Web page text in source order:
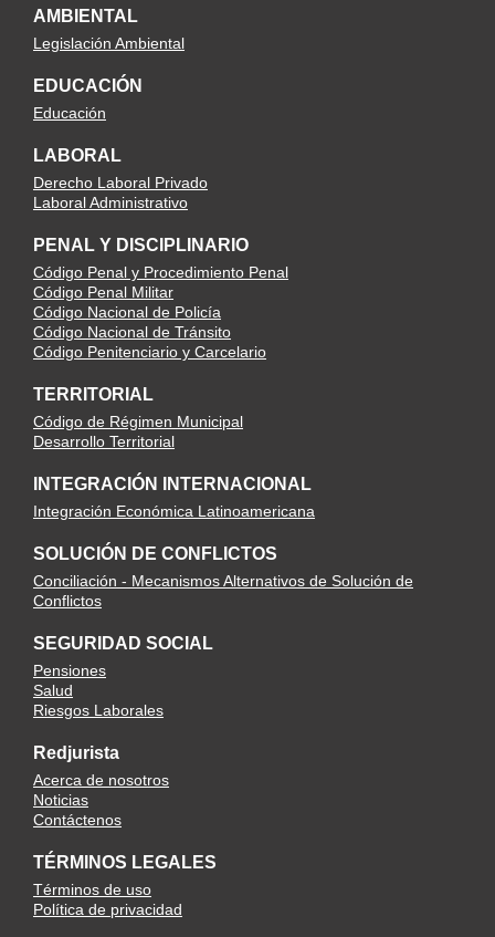
AMBIENTAL
Legislación Ambiental
EDUCACIÓN
Educación
LABORAL
Derecho Laboral Privado
Laboral Administrativo
PENAL Y DISCIPLINARIO
Código Penal y Procedimiento Penal
Código Penal Militar
Código Nacional de Policía
Código Nacional de Tránsito
Código Penitenciario y Carcelario
TERRITORIAL
Código de Régimen Municipal
Desarrollo Territorial
INTEGRACIÓN INTERNACIONAL
Integración Económica Latinoamericana
SOLUCIÓN DE CONFLICTOS
Conciliación - Mecanismos Alternativos de Solución de
Conflictos
SEGURIDAD SOCIAL
Pensiones
Salud
Riesgos Laborales
Redjurista
Acerca de nosotros
Noticias
Contáctenos
TÉRMINOS LEGALES
Términos de uso
Política de privacidad